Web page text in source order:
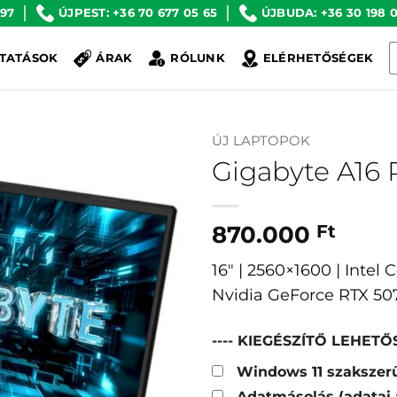
ÚJPEST: +36 70 677 05 65 ÚJBUDA: +36 30 198
ÁRAK RÓLUNK ELÉRHETŐSÉGEK
ÚJ LAPTOPOK
Gigabyte A16
870.000 Ft
16″ | 2560×1600 | Intel
Nvidia GeForce RTX
---- KIEGÉSZÍTŐ
Windows 11